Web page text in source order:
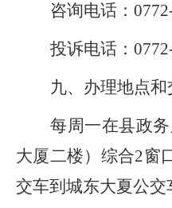
咨询电话：
投诉电话：
九、办理地点和
每周一在县政
大厦二楼）综合2窗
交车到城东大夏公交